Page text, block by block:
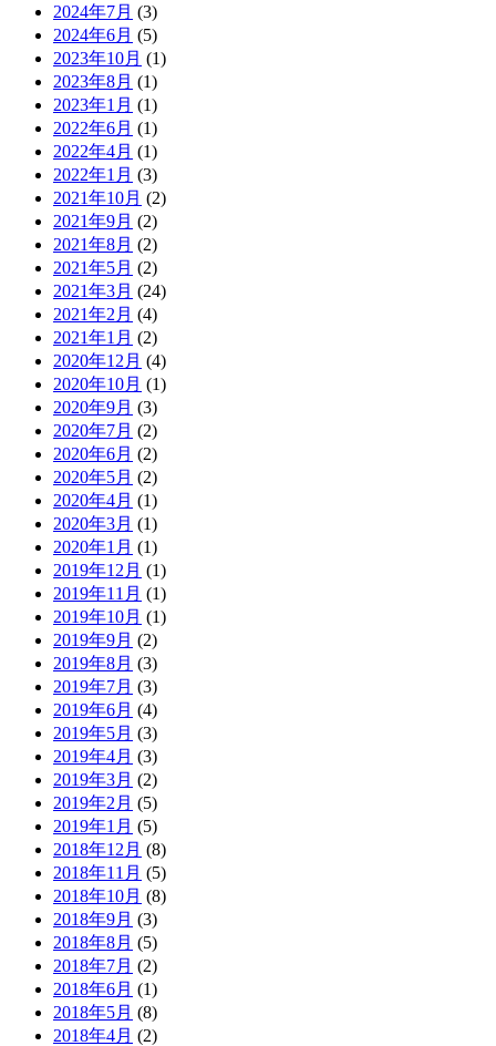
2024年7月 (3)
2024年6月 (5)
2023年10月 (1)
2023年8月 (1)
2023年1月 (1)
2022年6月 (1)
2022年4月 (1)
2022年1月 (3)
2021年10月 (2)
2021年9月 (2)
2021年8月 (2)
2021年5月 (2)
2021年3月 (24)
2021年2月 (4)
2021年1月 (2)
2020年12月 (4)
2020年10月 (1)
2020年9月 (3)
2020年7月 (2)
2020年6月 (2)
2020年5月 (2)
2020年4月 (1)
2020年3月 (1)
2020年1月 (1)
2019年12月 (1)
2019年11月 (1)
2019年10月 (1)
2019年9月 (2)
2019年8月 (3)
2019年7月 (3)
2019年6月 (4)
2019年5月 (3)
2019年4月 (3)
2019年3月 (2)
2019年2月 (5)
2019年1月 (5)
2018年12月 (8)
2018年11月 (5)
2018年10月 (8)
2018年9月 (3)
2018年8月 (5)
2018年7月 (2)
2018年6月 (1)
2018年5月 (8)
2018年4月 (2)